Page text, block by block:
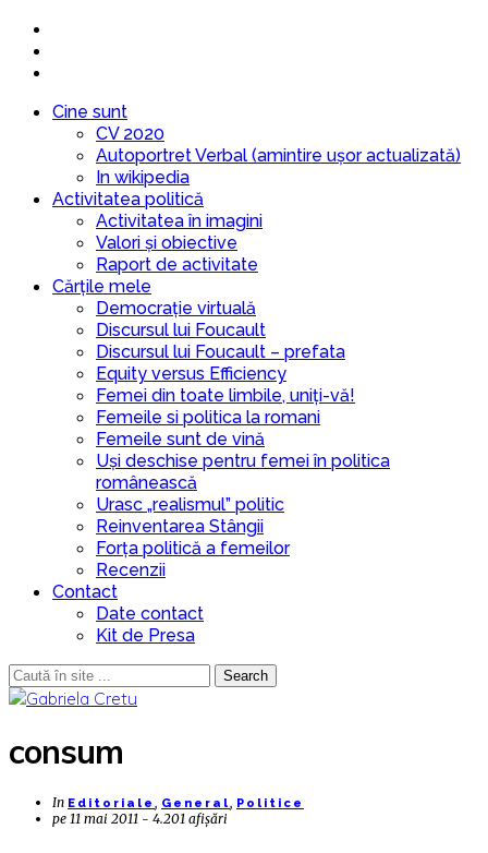
Cine sunt
CV 2020
Autoportret Verbal (amintire ușor actualizată)
In wikipedia
Activitatea politică
Activitatea în imagini
Valori și obiective
Raport de activitate
Cărțile mele
Democrație virtuală
Discursul lui Foucault
Discursul lui Foucault – prefata
Equity versus Efficiency
Femei din toate limbile, uniți-vă!
Femeile si politica la romani
Femeile sunt de vină
Uși deschise pentru femei în politica
românească
Urasc „realismul” politic
Reinventarea Stângii
Forța politică a femeilor
Recenzii
Contact
Date contact
Kit de Presa
Search
consum
In Editoriale , General, Politice
pe 11 mai 2011 - 4.201 afișări